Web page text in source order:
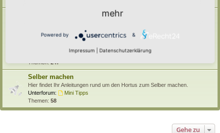
Anbauarten Beete in allen Formen
Kompostieren/ Mulchen/ Dauerhumus , Kräuter/ Gewürze
,
Wassermanagement, Haltbarmachung, Hortane Küche
Themen:247
Selber machen
Hier findet Ihr Anleitungen rund um den Hortus zum Selber machen.
Unterforum:
Mini Tipps
Themen: 58
Gehe zu
mehr
Powered by &
Impressum Datenschutzerklärung